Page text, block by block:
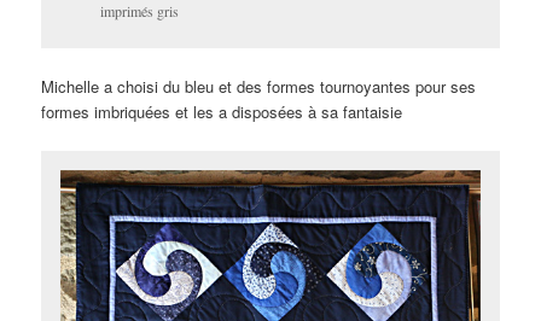
imprimés gris
Michelle a choisi du bleu et des formes tournoyantes pour ses
formes imbriquées et les a disposées à sa fantaisie